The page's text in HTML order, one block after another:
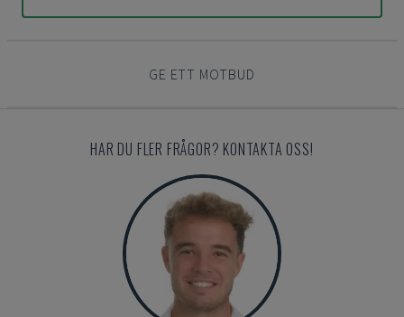
GE ETT MOTBUD
HAR DU FLER FRÅGOR? KONTAKTA OSS!